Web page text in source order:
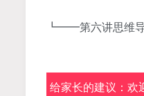
┗━━第六讲思维
给家长的建议：欢